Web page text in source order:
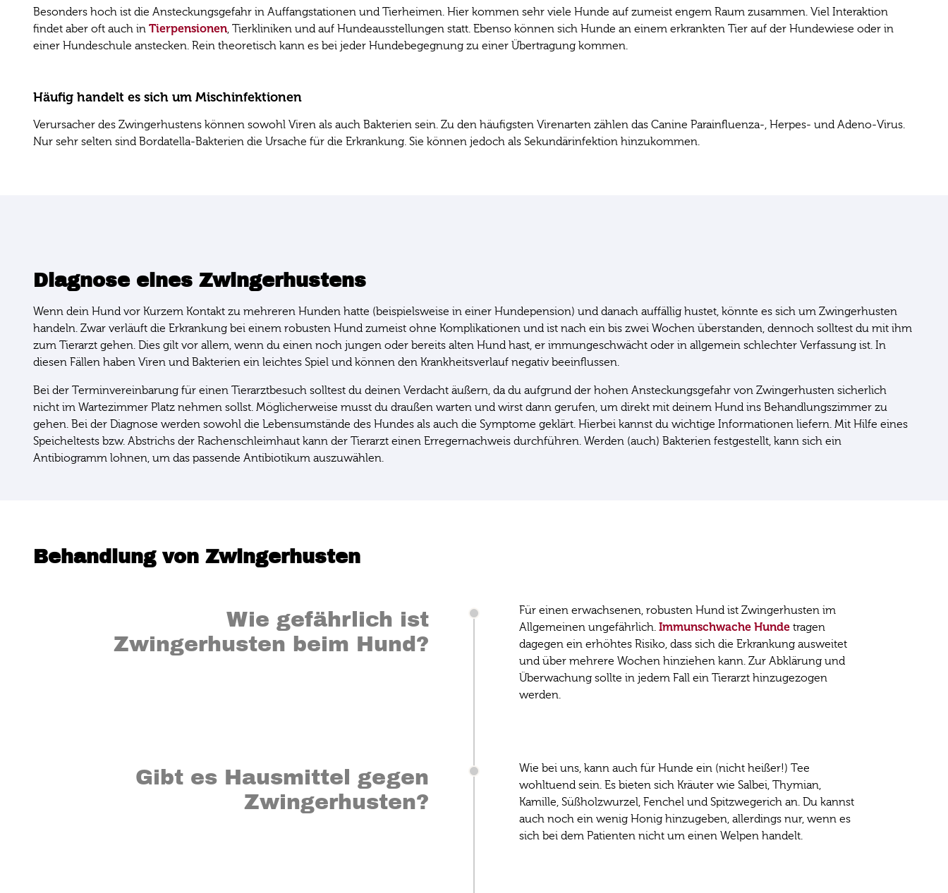
Besonders hoch ist die Ansteckungsgefahr in Auffangstationen und Tierheimen. Hier kommen sehr viele Hunde auf zumeist engem Raum zusammen. Viel Interaktion
findet aber oft auch in Tierpensionen, Tierkliniken und auf Hundeausstellungen statt. Ebenso können sich Hunde an einem erkrankten Tier auf der Hundewiese oder in
einer Hundeschule anstecken. Rein theoretisch kann es bei jeder Hundebegegnung zu einer Übertragung kommen.
Häufig handelt es sich um Mischinfektionen
Verursacher des Zwingerhustens können sowohl Viren als auch Bakterien sein. Zu den häufigsten Virenarten zählen das Canine Parainfluenza-, Herpes- und Adeno-Virus.
Nur sehr selten sind Bordatella-Bakterien die Ursache für die Erkrankung. Sie können jedoch als Sekundärinfektion hinzukommen.
Diagnose eines Zwingerhustens
Wenn dein Hund vor Kurzem Kontakt zu mehreren Hunden hatte (beispielsweise in einer Hundepension) und danach auffällig hustet, könnte es sich um Zwingerhusten
handeln. Zwar verläuft die Erkrankung bei einem robusten Hund zumeist ohne Komplikationen und ist nach ein bis zwei Wochen überstanden, dennoch solltest du mit ihm
zum Tierarzt gehen. Dies gilt vor allem, wenn du einen noch jungen oder bereits alten Hund hast, er immungeschwächt oder in allgemein schlechter Verfassung ist. In
diesen Fällen haben Viren und Bakterien ein leichtes Spiel und können den Krankheitsverlauf negativ beeinflussen.
Bei der Terminvereinbarung für einen Tierarztbesuch solltest du deinen Verdacht äußern, da du aufgrund der hohen Ansteckungsgefahr von Zwingerhusten sicherlich
nicht im Wartezimmer Platz nehmen sollst. Möglicherweise musst du draußen warten und wirst dann gerufen, um direkt mit deinem Hund ins Behandlungszimmer zu
gehen. Bei der Diagnose werden sowohl die Lebensumstände des Hundes als auch die Symptome geklärt. Hierbei kannst du wichtige Informationen liefern. Mit Hilfe eines
Speicheltests bzw. Abstrichs der Rachenschleimhaut kann der Tierarzt einen Erregernachweis durchführen. Werden (auch) Bakterien festgestellt, kann sich ein
Antibiogramm lohnen, um das passende Antibiotikum auszuwählen.
Behandlung von Zwingerhusten
Wie gefährlich ist
Zwingerhusten beim Hund?
Für einen erwachsenen, robusten Hund ist Zwingerhusten im
Allgemeinen ungefährlich. Immunschwache Hunde tragen
dagegen ein erhöhtes Risiko, dass sich die Erkrankung ausweitet
und über mehrere Wochen hinziehen kann. Zur Abklärung und
Überwachung sollte in jedem Fall ein Tierarzt hinzugezogen
werden.
Gibt es Hausmittel gegen
Zwingerhusten?
Wie bei uns, kann auch für Hunde ein (nicht heißer!) Tee
wohltuend sein. Es bieten sich Kräuter wie Salbei, Thymian,
Kamille, Süßholzwurzel, Fenchel und Spitzwegerich an. Du kannst
auch noch ein wenig Honig hinzugeben, allerdings nur, wenn es
sich bei dem Patienten nicht um einen Welpen handelt.